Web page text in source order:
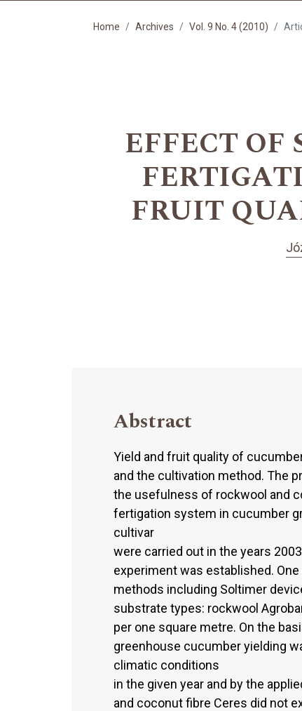
Home Archives Vol. 9 No. 4 (2010)
EFFECT OF
FRUIT
Abstract
Yield and fruit quality of
and the cultivation method. The
the usefulness of rockwool and
fertigation system in cucumber
cultivar
were carried out in the years
experiment was established.
methods including Soltimer
substrate types: rockwool
per one square metre. On the
greenhouse cucumber yielding
climatic conditions
in the given year and by the
and coconut fibre Ceres did not